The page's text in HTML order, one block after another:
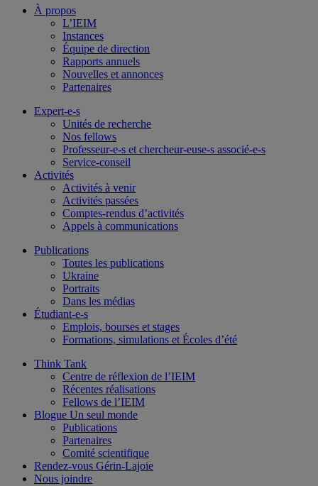
À propos
L’IEIM
Instances
Équipe de direction
Rapports annuels
Nouvelles et annonces
Partenaires
Expert-e-s
Unités de recherche
Nos fellows
Professeur-e-s et chercheur-euse-s associé-e-s
Service-conseil
Activités
Activités à venir
Activités passées
Comptes-rendus d’activités
Appels à communications
Publications
Toutes les publications
Ukraine
Portraits
Dans les médias
Étudiant-e-s
Emplois, bourses et stages
Formations, simulations et Écoles d’été
Think Tank
Centre de réflexion de l’IEIM
Récentes réalisations
Fellows de l’IEIM
Blogue Un seul monde
Publications
Partenaires
Comité scientifique
Rendez-vous Gérin-Lajoie
Nous joindre